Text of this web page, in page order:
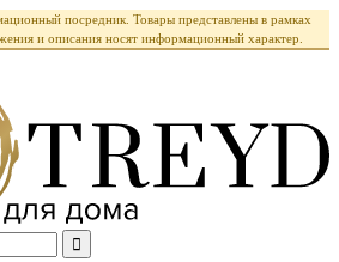
посредник. Товары представлены в рамках
и описания носят информационный характер.